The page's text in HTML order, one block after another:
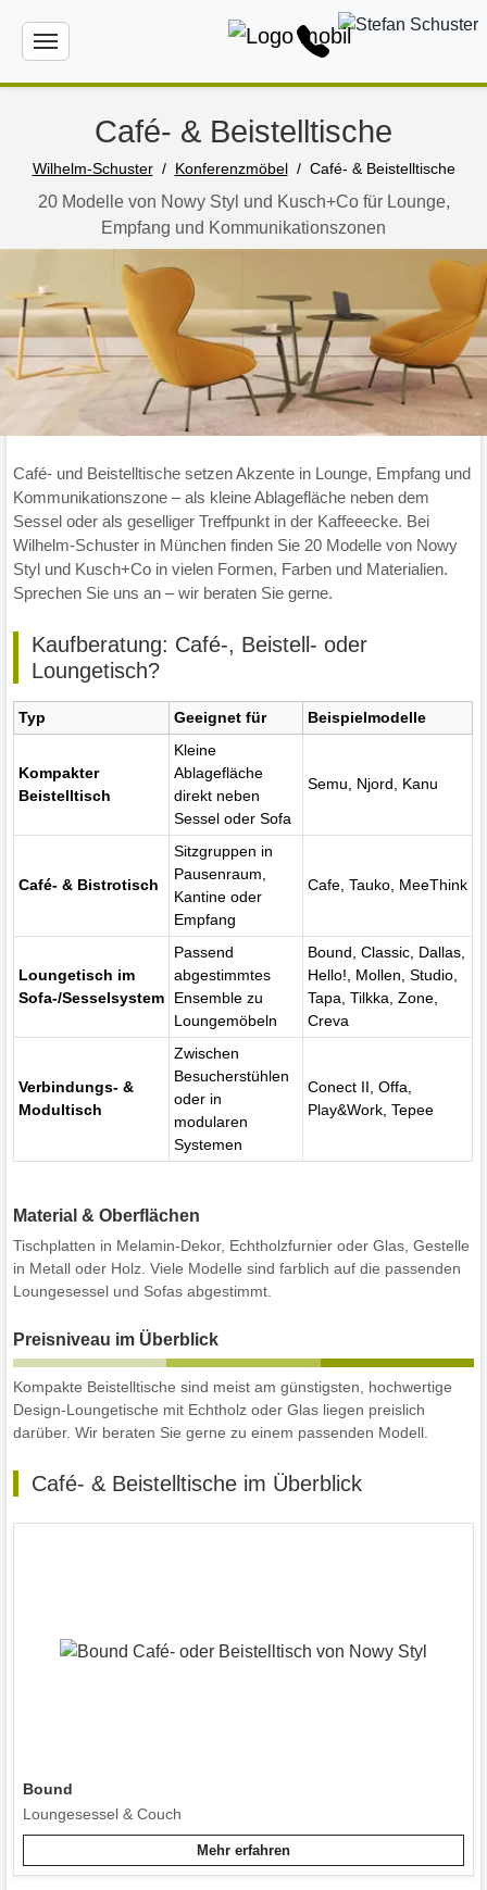
Café- & Beistelltische
Wilhelm-Schuster Konferenzmöbel Café- & Beistelltische
20 Modelle von Nowy Styl und Kusch+Co für Lounge,
Empfang und Kommunikationszonen
Café- und Beistelltische setzen Akzente in Lounge, Empfang und
Kommunikationszone – als kleine Ablagefläche neben dem
Sessel oder als geselliger Treffpunkt in der Kaffeeecke. Bei
Wilhelm-Schuster in München finden Sie 20 Modelle von Nowy
Styl und Kusch+Co in vielen Formen, Farben und Materialien.
Sprechen Sie uns an – wir beraten Sie gerne.
Kaufberatung: Café-, Beistell- oder
Loungetisch?
Typ Geeignet für Beispielmodelle
Kompakter
Beistelltisch
Kleine
Ablagefläche
direkt neben
Sessel oder Sofa
Semu, Njord, Kanu
Café- & Bistrotisch
Sitzgruppen in
Pausenraum,
Kantine oder
Empfang
Cafe, Tauko, MeeThink
Loungetisch im
Sofa-/Sesselsystem
Passend
abgestimmtes
Ensemble zu
Loungemöbeln
Bound, Classic, Dallas,
Hello!, Mollen, Studio,
Tapa, Tilkka, Zone,
Creva
Verbindungs- &
Modultisch
Zwischen
Besucherstühlen
oder in
modularen
Systemen
Conect II, Offa,
Play&Work, Tepee
Material & Oberflächen
Tischplatten in Melamin-Dekor, Echtholzfurnier oder Glas, Gestelle
in Metall oder Holz. Viele Modelle sind farblich auf die passenden
Loungesessel und Sofas abgestimmt.
Preisniveau im Überblick
Kompakte Beistelltische sind meist am günstigsten, hochwertige
Design-Loungetische mit Echtholz oder Glas liegen preislich
darüber. Wir beraten Sie gerne zu einem passenden Modell.
Café- & Beistelltische im Überblick
Bound
Loungesessel & Couch
Mehr erfahren